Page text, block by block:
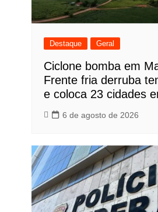
Destaque Geral
Ciclone bomba em
Frente fria derruba
e coloca 23 cidades
6 de agosto de 2026